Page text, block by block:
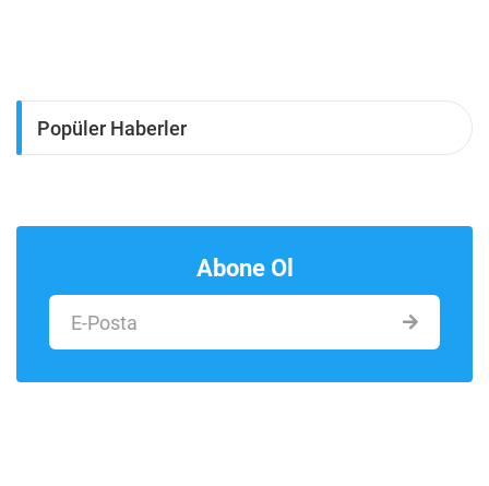
Popüler Haberler
Abone Ol